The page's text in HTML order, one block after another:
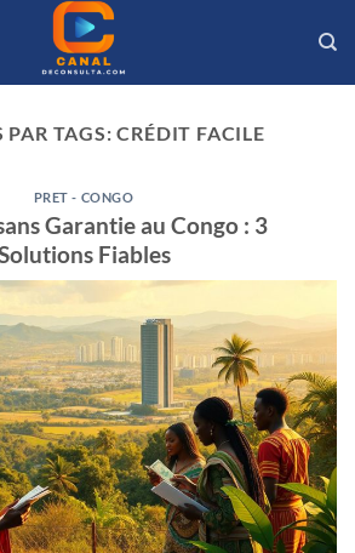
PAR TAGS:CRÉDIT FACILE
PRET - CONGO
Garantie au Congo : 3
Solutions Fiables